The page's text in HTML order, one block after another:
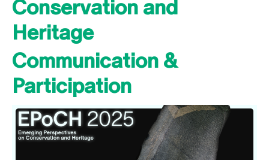
Conservation and
Heritage
Communication &
Participation